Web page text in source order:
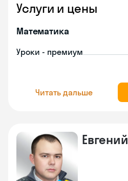
Услуги и цены
Математика
Уроки - премиум
Читать дальше
Евгений